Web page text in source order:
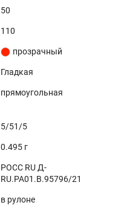
50
110
прозрачный
Гладкая
прямоугольная
5/51/5
0.495 г
РОСС RU Д-
RU.РА01.В.95796/21
в рулоне